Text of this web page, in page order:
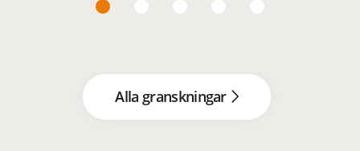
Alla granskningar